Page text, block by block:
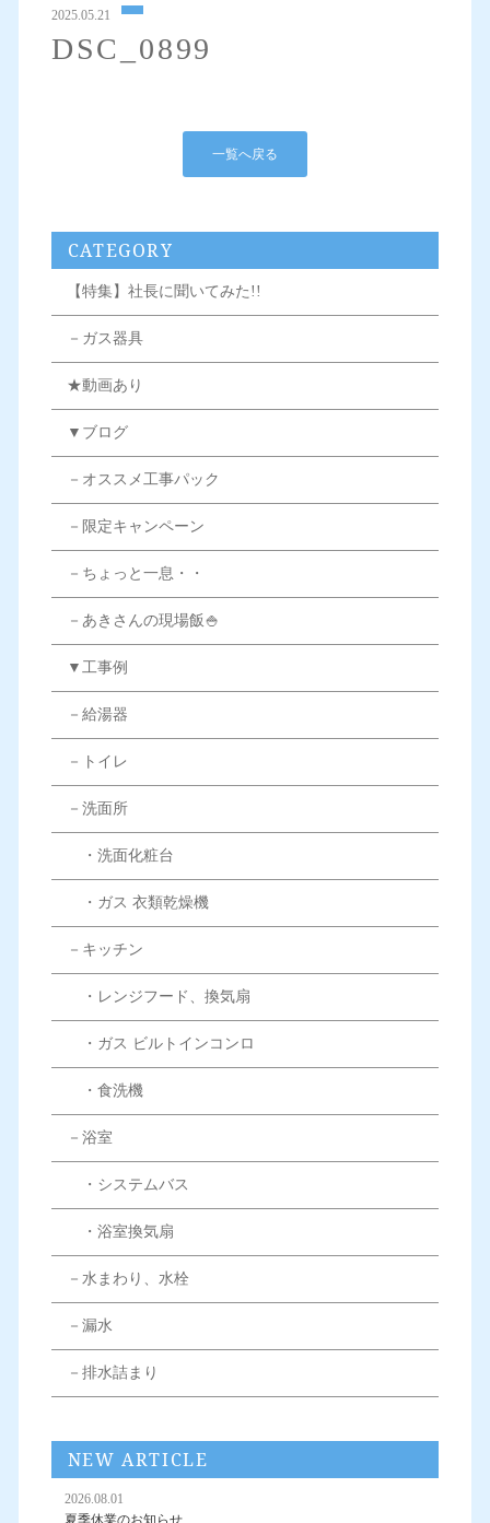
2025.05.21
DSC_0899
一覧へ戻る
CATEGORY
【特集】社長に聞いてみた!!
－ガス器具
★動画あり
▼ブログ
－オススメ工事パック
－限定キャンペーン
－ちょっと一息・・
－あきさんの現場飯🍚
▼工事例
－給湯器
－トイレ
－洗面所
・洗面化粧台
・ガス 衣類乾燥機
－キッチン
・レンジフード、換気扇
・ガス ビルトインコンロ
・食洗機
－浴室
・システムバス
・浴室換気扇
－水まわり、水栓
－漏水
－排水詰まり
NEW ARTICLE
2026.08.01
夏季休業のお知らせ